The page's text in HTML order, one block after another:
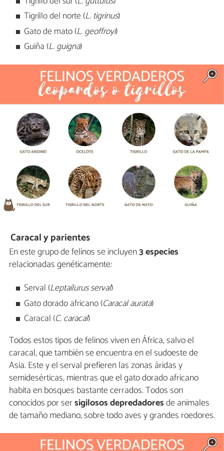
Tigrillo del norte (L. tigrinus)
Gato de mato (L. geoffroyi)
Guiña (L. guigna)
Caracal y parientes
En este grupo de felinos se incluyen3 especies
relacionadas genéticamente:
Serval (Leptailurus serval)
Gato dorado africano (Caracal aurata)
Caracal (C. caracal)
Todos estos tipos de felinos viven en África, salvo el
caracal, que también se encuentra en el sudoeste de
Asia. Este y el serval prefieren las zonas áridas y
semidesérticas, mientras que el gato dorado africano
habita en bosques bastante cerrados. Todos son
conocidos por sersigilosos depredadoresde animales
de tamaño mediano, sobre todo aves y grandes roedores.